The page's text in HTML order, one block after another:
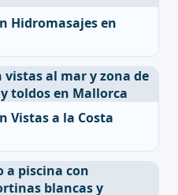
Hidromasajes en
Vistas a la Costa